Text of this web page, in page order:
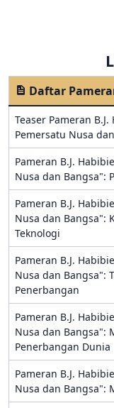
Daftar
Teaser Pameran
Pemersatu Nusa
Pameran B.J.
Nusa dan Bangsa":
Pameran B.J.
Nusa dan Bangsa":
Teknologi
Pameran B.J.
Nusa dan Bangsa":
Penerbangan
Pameran B.J.
Nusa dan Bangsa":
Penerbangan Dunia
Pameran B.J.
Nusa dan Bangsa":